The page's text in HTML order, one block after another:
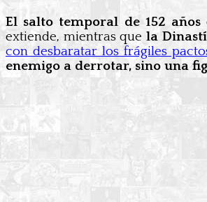
El salto temporal de 152 años
extiende, mientras quela
con desbaratar los frágiles
enemigo a derrotar, sino una